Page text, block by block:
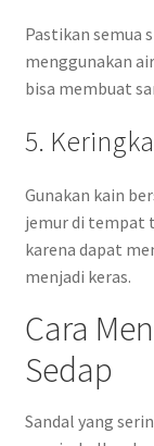
Pastikan semua
menggunakan
bisa membuat
5.
Gunakan kain
jemur di tempat
karena dapat
menjadi keras.
Cara
Sedap
Sandal yang